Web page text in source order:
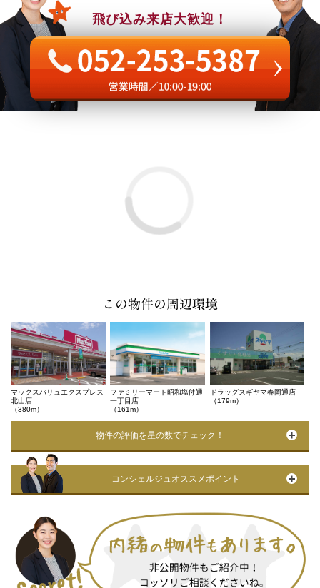
飛び込み来店大歓迎！
この物件の周辺環境
マックスバリュエクスプレス
北山店
（380m）
ファミリーマート昭和塩付通
一丁目店
（161m）
ドラッグスギヤマ春岡通店
（179m）
物件の評価を星の数でチェック！
コンシェルジュオススメポイント